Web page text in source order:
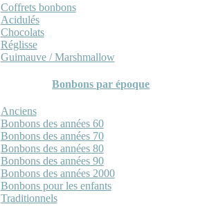
Coffrets bonbons
Acidulés
Chocolats
Réglisse
Guimauve / Marshmallow
Bonbons par époque
Anciens
Bonbons des années 60
Bonbons des années 70
Bonbons des années 80
Bonbons des années 90
Bonbons des années 2000
Bonbons pour les enfants
Traditionnels